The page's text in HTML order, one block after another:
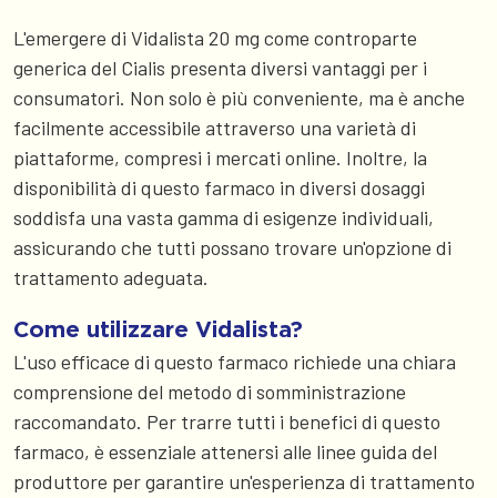
L'emergere di Vidalista 20 mg come controparte
generica del Cialis presenta diversi vantaggi per i
consumatori. Non solo è più conveniente, ma è anche
facilmente accessibile attraverso una varietà di
piattaforme, compresi i mercati online. Inoltre, la
disponibilità di questo farmaco in diversi dosaggi
soddisfa una vasta gamma di esigenze individuali,
assicurando che tutti possano trovare un'opzione di
trattamento adeguata.
Come utilizzare Vidalista?
L'uso efficace di questo farmaco richiede una chiara
comprensione del metodo di somministrazione
raccomandato. Per trarre tutti i benefici di questo
farmaco, è essenziale attenersi alle linee guida del
produttore per garantire un'esperienza di trattamento